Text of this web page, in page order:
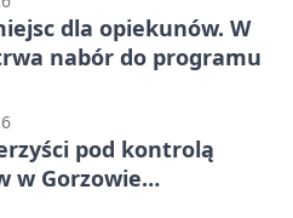
dla opiekunów. W
nabór do programu
pod kontrolą
w Gorzowie